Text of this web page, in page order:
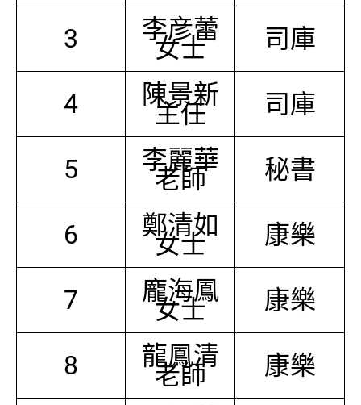
3 李彦蕾
女士 司庫
4 陳景新
主任 司庫
5 李麗華
老師 秘書
6 鄭清如
女士 康樂
7 龐海鳳
女士 康樂
8 龍鳳清
老師 康樂